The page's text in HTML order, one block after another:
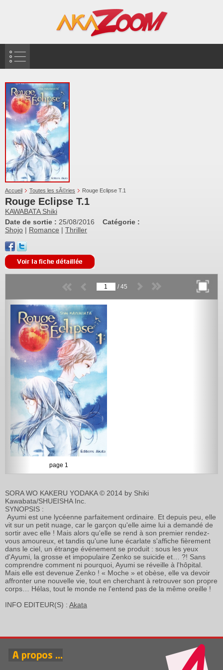
Accueil Toutes les sÃ©ries Rouge Eclipse T.1
Rouge Eclipse T.1
KAWABATA Shiki
Date de sortie : 25/08/2016
Catégorie :
Shojo | Romance | Thriller
/45
page 1
SORA WO KAKERU YODAKA © 2014 by Shiki
Kawabata/SHUEISHA Inc.
SYNOPSIS :
Ayumi est une lycéenne parfaitement ordinaire. Et depuis peu, elle
vit sur un petit nuage, car le garçon qu'elle aime lui a demandé de
sortir avec elle ! Mais alors qu'elle se rend à son premier rendez-
vous amoureux, et tandis qu'une lune écarlate s'affiche fièrement
dans le ciel, un étrange événement se produit : sous les yeux
d'Ayumi, la grosse et impopulaire Zenko se suicide et… ?! Sans
comprendre comment ni pourquoi, Ayumi se réveille à l'hôpital.
Mais elle est devenue Zenko ! « Moche » et obèse, elle va devoir
affronter une nouvelle vie, tout en cherchant à retrouver son propre
corps… Hélas, tout le monde ne l'entend pas de la même oreille !
INFO EDITEUR(S) : Akata